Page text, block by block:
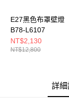
任。
４．使用「AFTEE
時審查核予不同之上
請求用戶進行身份認
E27黑色布罩壁燈
B78-L6107
NT$2,130
NT$12,800
詳細